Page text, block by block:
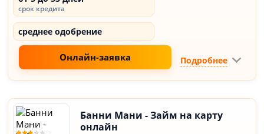
срок кредита
среднее одобрение
Онлайн-заявка Подробнее
Банни Мани - Займ на карту
онлайн